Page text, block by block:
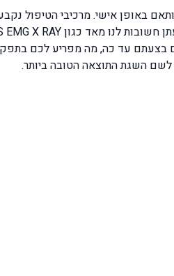
באופן אישי. מרכיבי הטיפול
עד כה, מה מפריע לכם
לשם השגת התוצאה הטובה ביותר.